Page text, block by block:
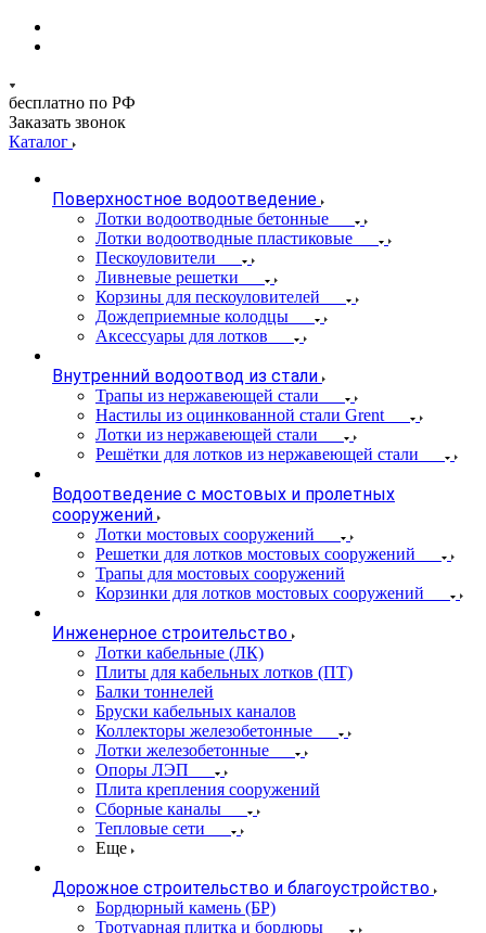
бесплатно по РФ
Заказать звонок
Каталог
Поверхностное водоотведение
Лотки водоотводные бетонные
Лотки водоотводные пластиковые
Пескоуловители
Ливневые решетки
Корзины для пескоуловителей
Дождеприемные колодцы
Аксессуары для лотков
Внутренний водоотвод из стали
Трапы из нержавеющей стали
Настилы из оцинкованной стали Grent
Лотки из нержавеющей стали
Решётки для лотков из нержавеющей стали
Водоотведение с мостовых и пролетных
сооружений
Лотки мостовых сооружений
Решетки для лотков мостовых сооружений
Трапы для мостовых сооружений
Корзинки для лотков мостовых сооружений
Инженерное строительство
Лотки кабельные (ЛК)
Плиты для кабельных лотков (ПТ)
Балки тоннелей
Бруски кабельных каналов
Коллекторы железобетонные
Лотки железобетонные
Опоры ЛЭП
Плита крепления сооружений
Сборные каналы
Тепловые сети
Еще
Дорожное строительство и благоустройство
Бордюрный камень (БР)
Тротуарная плитка и бордюры